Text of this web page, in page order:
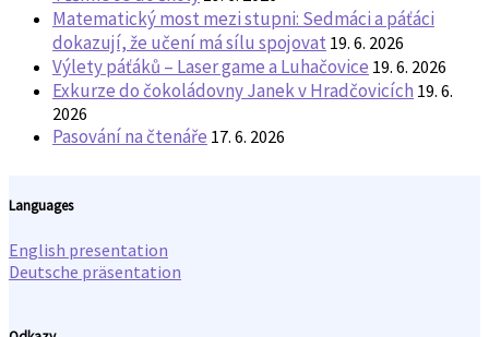
Matematický most mezi stupni: Sedmáci a páťáci
dokazují, že učení má sílu spojovat 19. 6. 2026
Výlety páťáků – Laser game a Luhačovice 19. 6. 2026
Exkurze do čokoládovny Janek v Hradčovicích 19. 6.
2026
Pasování na čtenáře 17. 6. 2026
Languages
English presentation
Deutsche präsentation